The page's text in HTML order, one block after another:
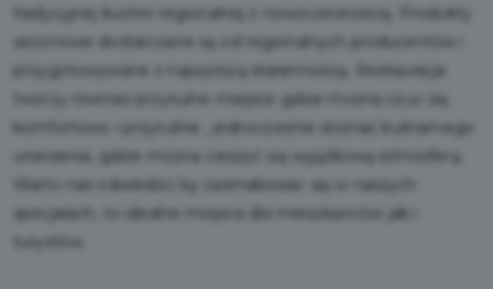
tradycyjnej kuchni regionalnej z nowoczesnością. Produkty
sezonowe dostarczane są od regionalnych producentów i
przygotowywane z najwyższą starannością. Restauracja
tworzy również przytulne miejsce gdzie można czuć się
komfortowo i przytulnie , jednocześnie doznać kulinarnego
uniesienia, gdzie można cieszyć się wyjątkową atmosferą.
Warto nas odwiedzić by zasmakować się w naszych
specjałach, to idealne miejsca dla mieszkańców jak i